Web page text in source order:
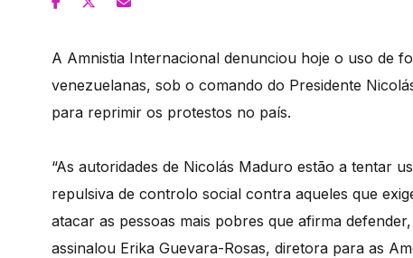
A Amnistia Internacional denunciou hoje o uso de
venezuelanas, sob o comando do Presidente
para reprimir os protestos no país.
“As autoridades de Nicolás Maduro estão a tentar
repulsiva de controlo social contra aqueles que
atacar as pessoas mais pobres que afirma
assinalou Erika Guevara-Rosas, diretora para as